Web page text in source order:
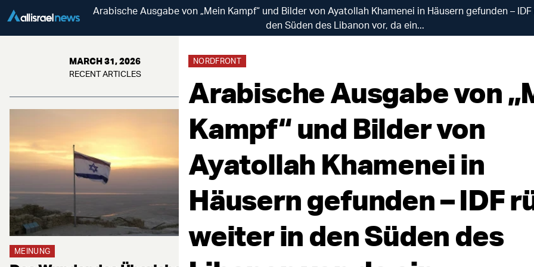
Arabische Ausgabe von „Mein Kampf“ und Bilder von Ayatollah Khamenei in Häusern gefunden –
den Süden des Libanon vor, da ein...
MARCH 31, 2026
RECENT ARTICLES
MEINUNG
NORDFRONT
Arabische Ausgabe von
Kampf“ und Bilder von
Ayatollah Khamenei in
Häusern gefunden – IDF
weiter in den Süden des